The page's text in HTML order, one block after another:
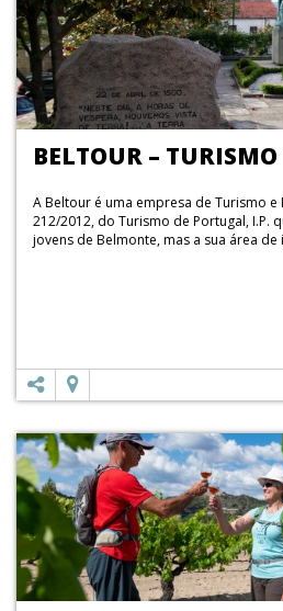
BELTOUR – TURISMO
A Beltour é uma empresa de Turismo e
212/2012, do Turismo de Portugal, I.P.
jovens de Belmonte, mas a sua área